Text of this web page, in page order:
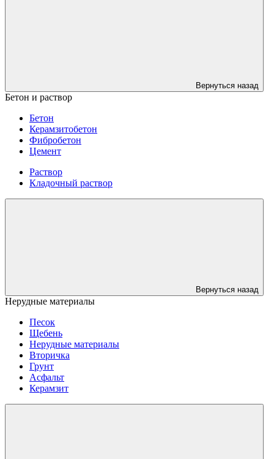
Вернуться назад
Бетон и раствор
Бетон
Керамзитобетон
Фибробетон
Цемент
Раствор
Кладочный раствор
Вернуться назад
Нерудные материалы
Песок
Щебень
Нерудные материалы
Вторичка
Грунт
Асфальт
Керамзит